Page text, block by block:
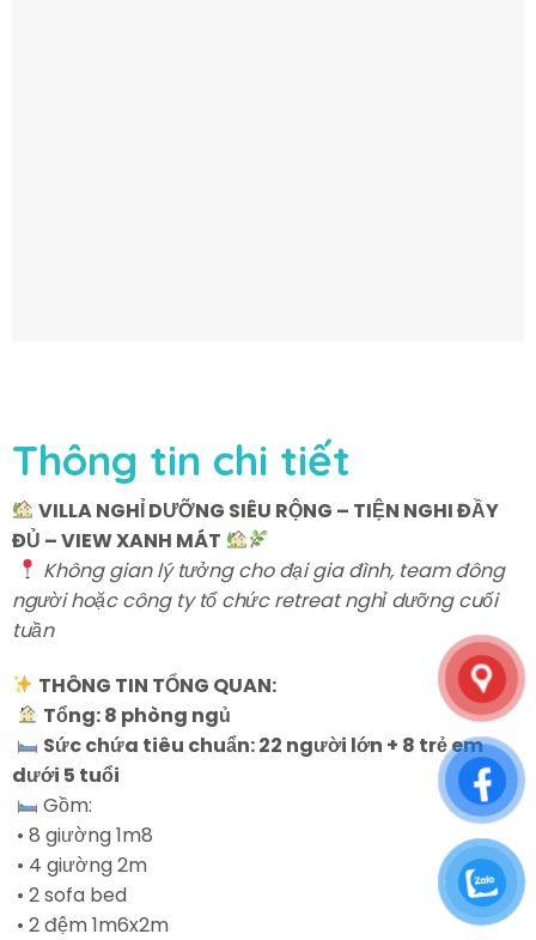
Thông tin chi tiết
VILLA NGHỈ DƯỠNG SIÊU RỘNG – TIỆN NGHI ĐẦY
ĐỦ – VIEW XANH MÁT
Không gian lý tưởng cho đại gia đình, team đông
người hoặc công ty tổ chức retreat nghỉ dưỡng cuối
tuần
THÔNG TIN TỔNG QUAN:
Tổng: 8 phòng ngủ
Sức chứa tiêu chuẩn: 22 người lớn + 8 trẻ em
dưới 5 tuổi
Gồm:
• 8 giường 1m8
• 4 giường 2m
• 2 sofa bed
• 2 đệm 1m6x2m